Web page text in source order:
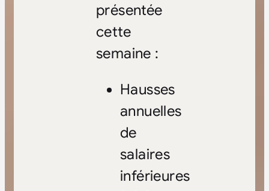
présentée
cette
semaine :
Hausses
annuelles
de
salaires
inférieures